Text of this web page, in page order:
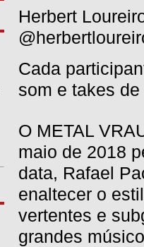
Herbert
Cada
som e takes
O METAL
maio de 2018
data, Rafael
enaltecer o
vertentes e
grandes